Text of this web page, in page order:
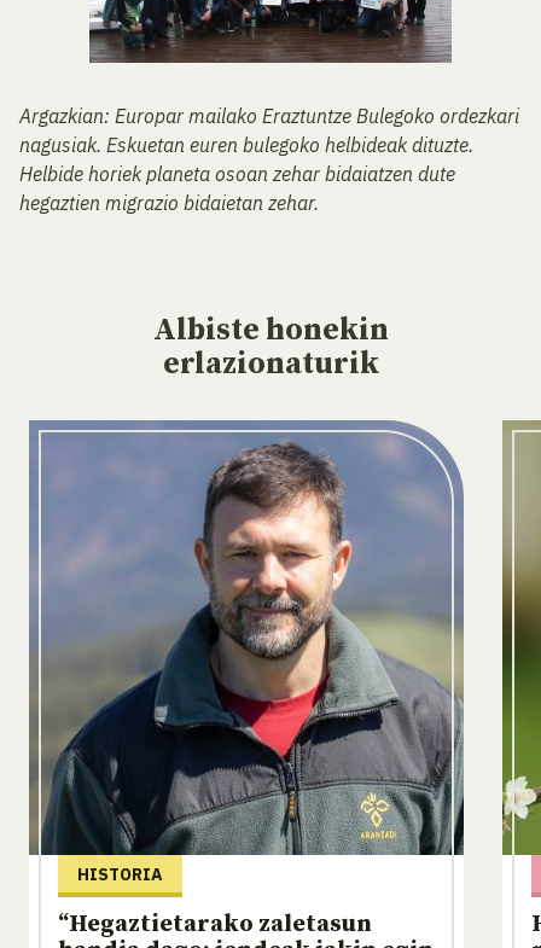
Argazkian: Europar mailako Eraztuntze Bulegoko ordezkari
nagusiak. Eskuetan euren bulegoko helbideak dituzte.
Helbide horiek planeta osoan zehar bidaiatzen dute
hegaztien migrazio bidaietan zehar.
Albiste honekin
erlazionaturik
HISTORIA
“Hegaztietarako zaletasun